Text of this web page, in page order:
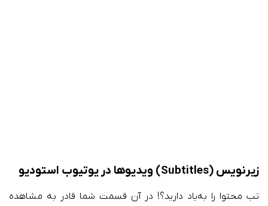
زیرنویس (Subtitles) ویدیوها در یوتیوب استودیو
تب محتوا را به‌یاد دارید؟! در آن قسمت شما قادر به مشاهده